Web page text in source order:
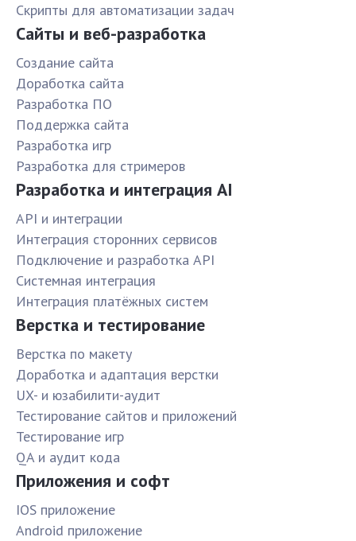
Скрипты для автоматизации задач
Сайты и веб-разработка
Создание сайта
Доработка сайта
Разработка ПО
Поддержка сайта
Разработка игр
Разработка для стримеров
Разработка и интеграция AI
API и интеграции
Интеграция сторонних сервисов
Подключение и разработка API
Системная интеграция
Интеграция платёжных систем
Верстка и тестирование
Верстка по макету
Доработка и адаптация верстки
UX- и юзабилити-аудит
Тестирование сайтов и приложений
Тестирование игр
QA и аудит кода
Приложения и софт
IOS приложение
Android приложение